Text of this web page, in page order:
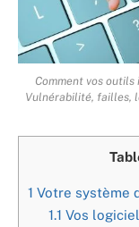
Comment vos
Vulnérabilité, failles,
1 Votre système
1.1 Vos